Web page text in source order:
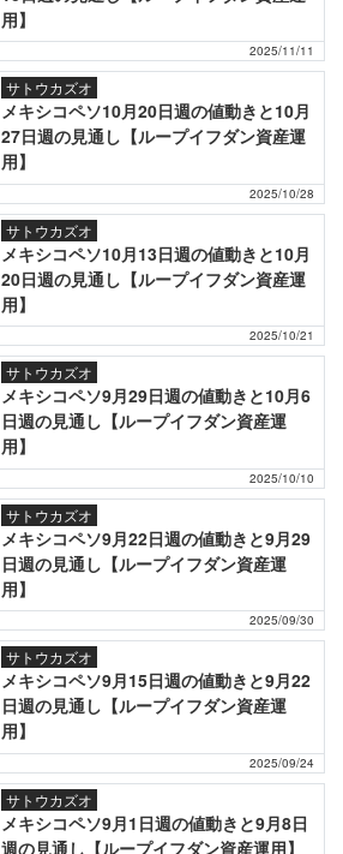
用】
2025/11/11
サトウカズオ
メキシコペソ10月20日週の値動きと10月
27日週の見通し【ループイフダン資産運
用】
2025/10/28
サトウカズオ
メキシコペソ10月13日週の値動きと10月
20日週の見通し【ループイフダン資産運
用】
2025/10/21
サトウカズオ
メキシコペソ9月29日週の値動きと10月6
日週の見通し【ループイフダン資産運
用】
2025/10/10
サトウカズオ
メキシコペソ9月22日週の値動きと9月29
日週の見通し【ループイフダン資産運
用】
2025/09/30
サトウカズオ
メキシコペソ9月15日週の値動きと9月22
日週の見通し【ループイフダン資産運
用】
2025/09/24
サトウカズオ
メキシコペソ9月1日週の値動きと9月8日
週の見通し【ループイフダン資産運用】